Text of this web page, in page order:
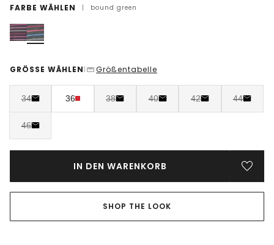
FARBE WÄHLEN | bound green
GRÖSSE WÄHLEN | Größentabelle
34 36 38 40 42 44
46
IN DEN WARENKORB
SHOP THE LOOK